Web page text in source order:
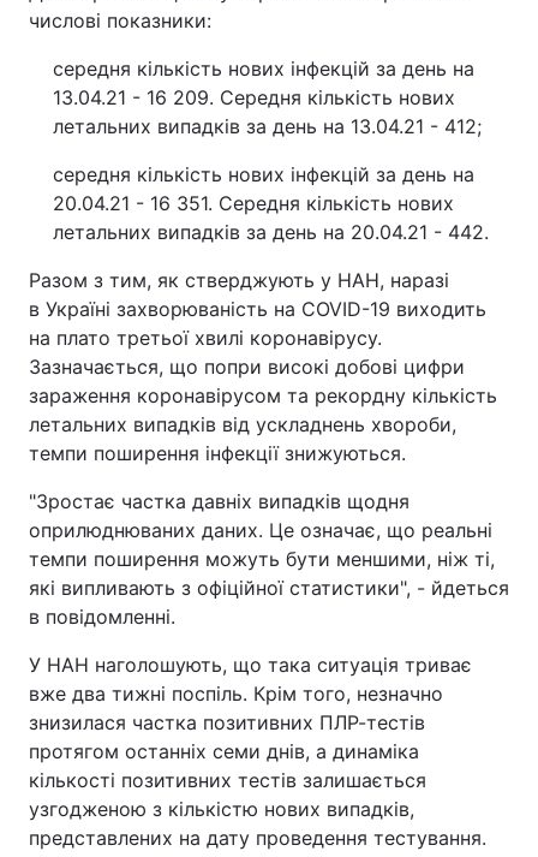
ПОСЛУГИ
Моніторинг Пресцентр
числові показники:
середня кількість нових інфекцій за день на
13.04.21 - 16 209. Середня кількість нових
летальних випадків за день на 13.04.21 - 412;
середня кількість нових інфекцій за день на
20.04.21 - 16 351. Середня кількість нових
летальних випадків за день на 20.04.21 - 442.
Разом з тим, як стверджують у НАН, наразі
в Україні захворюваність на COVID-19 виходить
на плато третьої хвилі коронавірусу.
Зазначається, що попри високі добові цифри
зараження коронавірусом та рекордну кількість
летальних випадків від ускладнень хвороби,
темпи поширення інфекції знижуються.
"Зростає частка давніх випадків щодня
оприлюднюваних даних. Це означає, що реальні
темпи поширення можуть бути меншими, ніж ті,
які випливають з офіційної статистики", - йдеться
в повідомленні.
У НАН наголошують, що така ситуація триває
вже два тижні поспіль. Крім того, незначно
знизилася частка позитивних ПЛР-тестів
протягом останніх семи днів, а динаміка
кількості позитивних тестів залишається
узгодженою з кількістю нових випадків,
представлених на дату проведення тестування.